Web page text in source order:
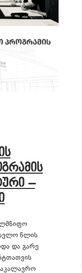
–
წლის
და გარე